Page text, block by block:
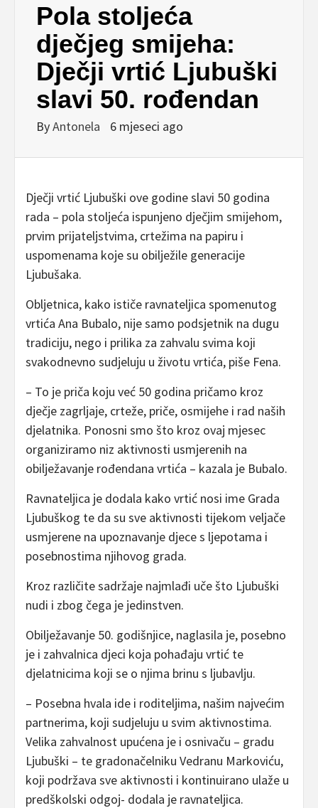
Pola stoljeća
dječjeg smijeha:
Dječji vrtić Ljubuški
slavi 50. rođendan
ByAntonela 6 mjeseci ago
Dječji vrtić Ljubuški ove godine slavi 50 godina
rada – pola stoljeća ispunjeno dječjim smijehom,
prvim prijateljstvima, crtežima na papiru i
uspomenama koje su obilježile generacije
Ljubušaka.
Obljetnica, kako ističe ravnateljica spomenutog
vrtića Ana Bubalo, nije samo podsjetnik na dugu
tradiciju, nego i prilika za zahvalu svima koji
svakodnevno sudjeluju u životu vrtića, piše Fena.
– To je priča koju već 50 godina pričamo kroz
dječje zagrljaje, crteže, priče, osmijehe i rad naših
djelatnika. Ponosni smo što kroz ovaj mjesec
organiziramo niz aktivnosti usmjerenih na
obilježavanje rođendana vrtića – kazala je Bubalo.
Ravnateljica je dodala kako vrtić nosi ime Grada
Ljubuškog te da su sve aktivnosti tijekom veljače
usmjerene na upoznavanje djece s ljepotama i
posebnostima njihovog grada.
Kroz različite sadržaje najmlađi uče što Ljubuški
nudi i zbog čega je jedinstven.
Obilježavanje 50. godišnjice, naglasila je, posebno
je i zahvalnica djeci koja pohađaju vrtić te
djelatnicima koji se o njima brinu s ljubavlju.
– Posebna hvala ide i roditeljima, našim najvećim
partnerima, koji sudjeluju u svim aktivnostima.
Velika zahvalnost upućena je i osnivaču – gradu
Ljubuški – te gradonačelniku Vedranu Markoviću,
koji podržava sve aktivnosti i kontinuirano ulaže u
predškolski odgoj- dodala je ravnateljica.